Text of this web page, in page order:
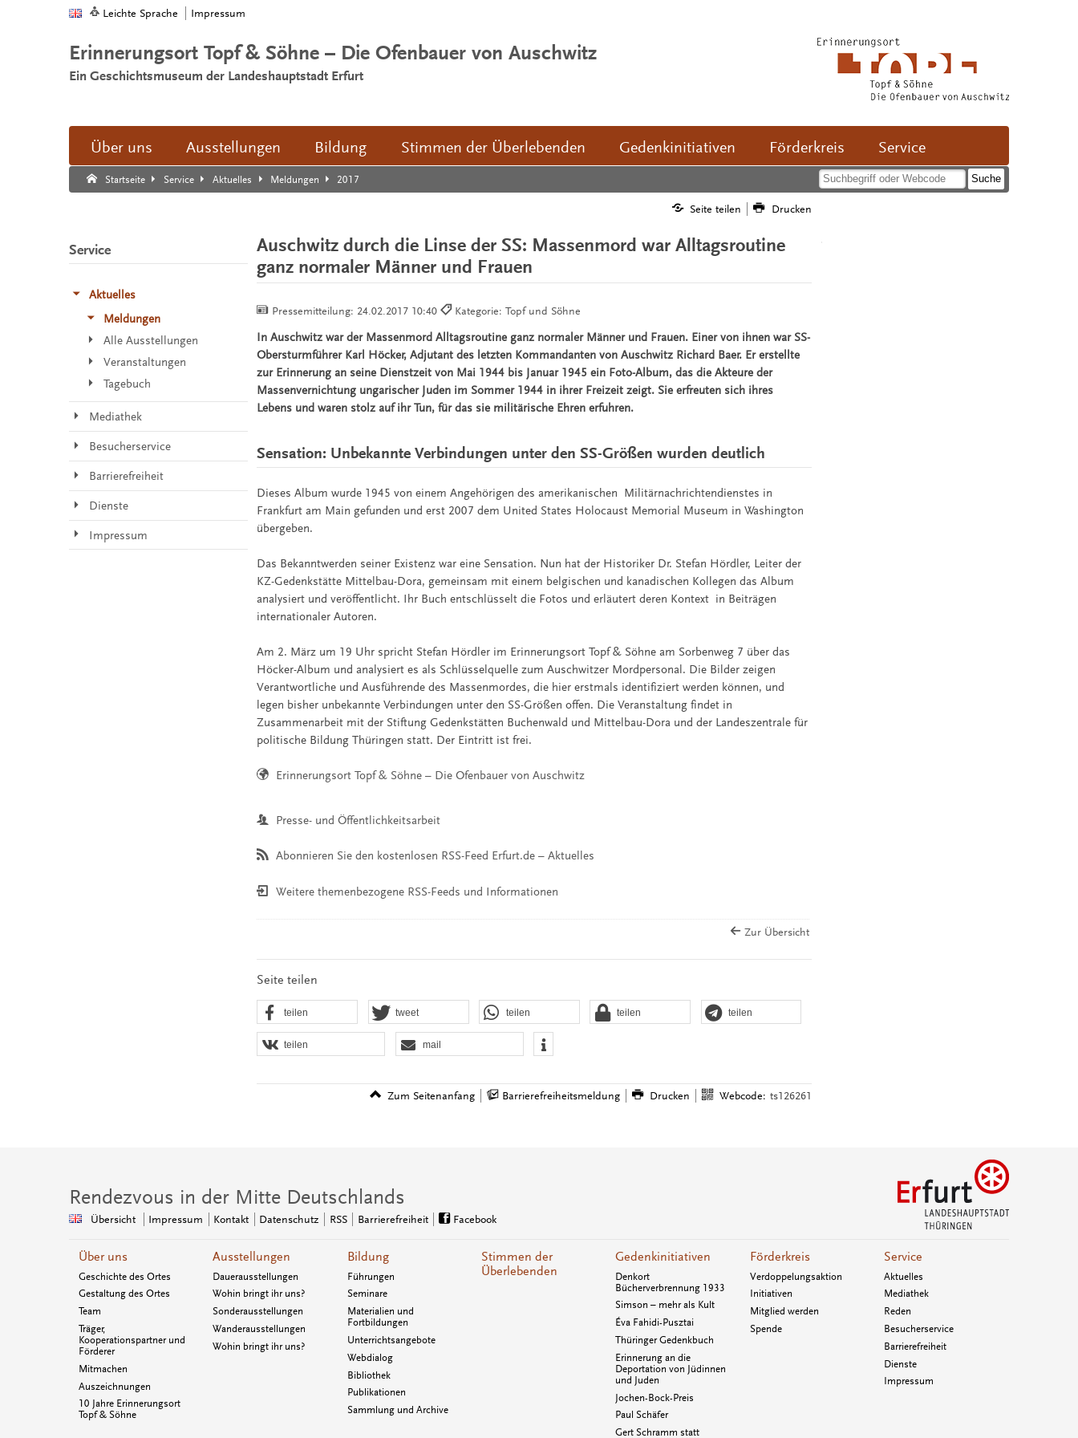
Leichte Sprache Impressum
Erinnerungsort Topf & Söhne – Die Ofenbauer von Auschwitz
Ein Geschichtsmuseum der Landeshauptstadt Erfurt
Über uns Ausstellungen Bildung Stimmen der Überlebenden Gedenkinitiativen Förderkreis Service
Startseite Service Aktuelles Meldungen 2017
Suche:
Suche Ende.
Seite teilen Drucken
Auschwitz durch die Linse der SS: Massenmord war Alltagsroutine
ganz normaler Männer und Frauen
Pressemitteilung: 24.02.2017 10:40 Kategorie: Topf und Söhne
In Auschwitz war der Massenmord Alltagsroutine ganz normaler Männer und Frauen. Einer von ihnen war SS-
Obersturmführer Karl Höcker, Adjutant des letzten Kommandanten von Auschwitz Richard Baer. Er erstellte
zur Erinnerung an seine Dienstzeit von Mai 1944 bis Januar 1945 ein Foto-Album, das die Akteure der
Massenvernichtung ungarischer Juden im Sommer 1944 in ihrer Freizeit zeigt. Sie erfreuten sich ihres
Lebens und waren stolz auf ihr Tun, für das sie militärische Ehren erfuhren.
Sensation: Unbekannte Verbindungen unter den SS-Größen wurden deutlich
Dieses Album wurde 1945 von einem Angehörigen des amerikanischen Militärnachrichtendienstes in
Frankfurt am Main gefunden und erst 2007 dem United States Holocaust Memorial Museum in Washington
übergeben.
Das Bekanntwerden seiner Existenz war eine Sensation. Nun hat der Historiker Dr. Stefan Hördler, Leiter der
KZ-Gedenkstätte Mittelbau-Dora, gemeinsam mit einem belgischen und kanadischen Kollegen das Album
analysiert und veröffentlicht. Ihr Buch entschlüsselt die Fotos und erläutert deren Kontext in Beiträgen
internationaler Autoren.
Am 2. März um 19 Uhr spricht Stefan Hördler im Erinnerungsort Topf & Söhne am Sorbenweg 7 über das
Höcker-Album und analysiert es als Schlüsselquelle zum Auschwitzer Mordpersonal. Die Bilder zeigen
Verantwortliche und Ausführende des Massenmordes, die hier erstmals identifiziert werden können, und
legen bisher unbekannte Verbindungen unter den SS-Größen offen. Die Veranstaltung findet in
Zusammenarbeit mit der Stiftung Gedenkstätten Buchenwald und Mittelbau-Dora und der Landeszentrale für
politische Bildung Thüringen statt. Der Eintritt ist frei.
Erinnerungsort Topf & Söhne – Die Ofenbauer von Auschwitz
Presse- und Öffentlichkeitsarbeit
Abonnieren Sie den kostenlosen RSS-Feed Erfurt.de – Aktuelles
Weitere themenbezogene RSS-Feeds und Informationen
Zur Übersicht
Seite teilen
teilen tweet teilen teilen teilen
teilen mail
Zum Seitenanfang Barrierefreiheitsmeldung Drucken Webcode: ts126261
Service
Aktuelles
Meldungen
Alle Ausstellungen
Veranstaltungen
Tagebuch
Mediathek
Besucherservice
Barrierefreiheit
Dienste
Impressum
Rendezvous in der Mitte Deutschlands
Übersicht Impressum Kontakt Datenschutz RSS Barrierefreiheit Facebook
Über uns
Geschichte des Ortes
Gestaltung des Ortes
Team
Träger,
Kooperationspartner und
Förderer
Mitmachen
Auszeichnungen
10 Jahre Erinnerungsort
Topf & Söhne
Ausstellungen
Dauerausstellungen
Wohin bringt ihr uns?
Sonderausstellungen
Wanderausstellungen
Wohin bringt ihr uns?
Bildung
Führungen
Seminare
Materialien und
Fortbildungen
Unterrichtsangebote
Webdialog
Bibliothek
Publikationen
Sammlung und Archive
Stimmen der
Überlebenden
Gedenkinitiativen
Denkort
Bücherverbrennung 1933
Simson – mehr als Kult
Éva Fahidi-Pusztai
Thüringer Gedenkbuch
Erinnerung an die
Deportation von Jüdinnen
und Juden
Jochen-Bock-Preis
Paul Schäfer
Gert Schramm statt
Förderkreis
Verdoppelungsaktion
Initiativen
Mitglied werden
Spende
Service
Aktuelles
Mediathek
Reden
Besucherservice
Barrierefreiheit
Dienste
Impressum